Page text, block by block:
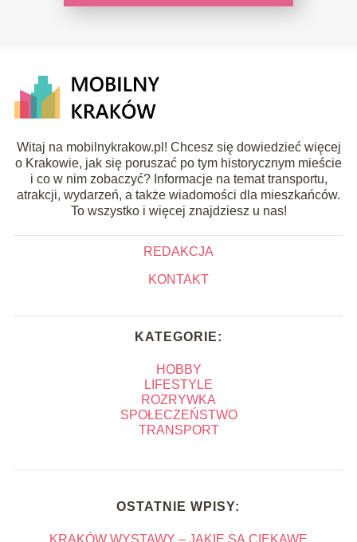
Witaj na mobilnykrakow.pl! Chcesz się dowiedzieć więcej
o Krakowie, jak się poruszać po tym historycznym mieście
i co w nim zobaczyć? Informacje na temat transportu,
atrakcji, wydarzeń, a także wiadomości dla mieszkańców.
To wszystko i więcej znajdziesz u nas!
REDAKCJA
KONTAKT
KATEGORIE:
HOBBY
LIFESTYLE
ROZRYWKA
SPOŁECZEŃSTWO
TRANSPORT
OSTATNIE WPISY: